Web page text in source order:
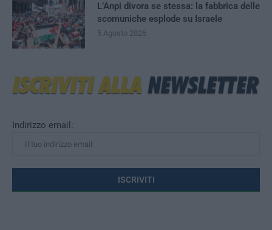
Indirizzo email:
L’Anpi divora se stessa: la fabbrica delle
scomuniche esplode su Israele
5 Agosto 2026